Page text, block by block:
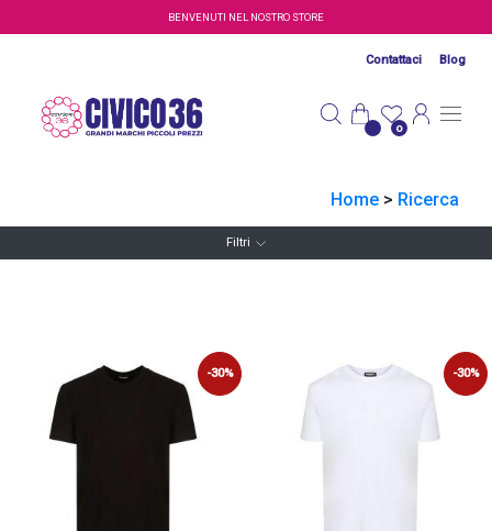
Salta al contenuto principaleBENVENUTI NEL NOSTRO STORE
Contattaci Blog
0
Home > Ricerca
Filtri
-30% -30%